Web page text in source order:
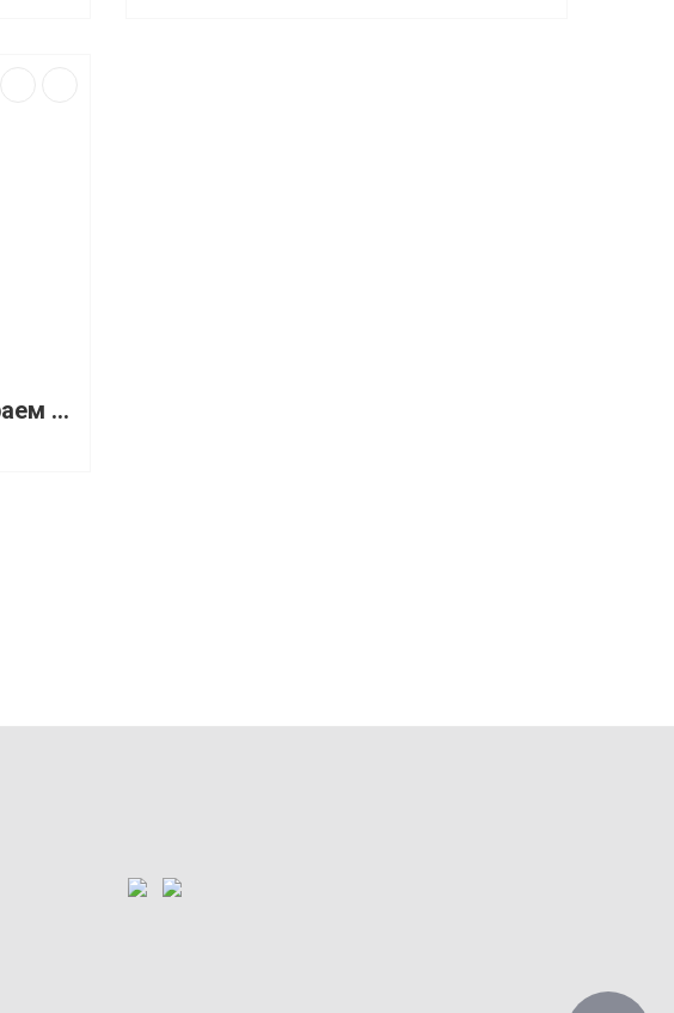
Роза Бархатная с черным краем (h = 15см) уп/220шт